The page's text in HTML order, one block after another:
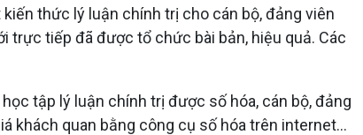
thức lý luận chính trị cho cán bộ, đảng viên
tiếp đã được tổ chức bài bản, hiệu quả. Các
tập lý luận chính trị được số hóa, cán bộ, đảng
khách quan bằng công cụ số hóa trên internet...